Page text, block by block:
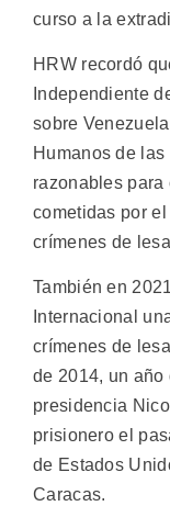
curso a la
HRW recordó
Independiente
sobre
Humanos de
razonables
cometidas por
crímenes de
También en
Internacional
crímenes de
de 2014, un año
presidencia
prisionero el
de Estados
Caracas.